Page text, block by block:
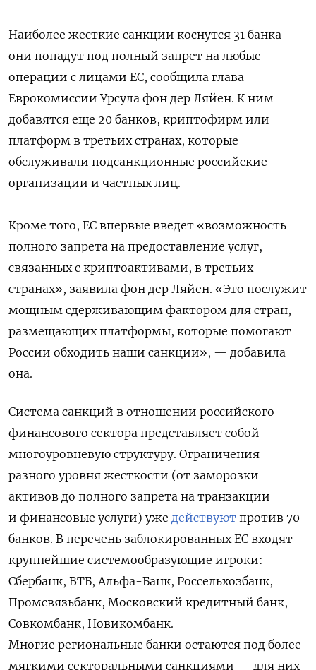
Наиболее жесткие санкции коснутся 31 банка —
они попадут под полный запрет на любые
операции с лицами ЕС, сообщила глава
Еврокомиссии Урсула фон дер Ляйен. К ним
добавятся еще 20 банков, криптофирм или
платформ в третьих странах, которые
обслуживали подсанкционные российские
организации и частных лиц.
Кроме того, ЕС впервые введет «возможность
полного запрета на предоставление услуг,
связанных с криптоактивами, в третьих
странах», заявила фон дер Ляйен. «Это послужит
мощным сдерживающим фактором для стран,
размещающих платформы, которые помогают
России обходить наши санкции», — добавила
она.
Система санкций в отношении российского
финансового сектора представляет собой
многоуровневую структуру. Ограничения
разного уровня жесткости (от заморозки
активов до полного запрета на транзакции
и финансовые услуги) уже действуют против 70
банков. В перечень заблокированных ЕС входят
крупнейшие системообразующие игроки:
Сбербанк, ВТБ, Альфа-Банк, Россельхозбанк,
Промсвязьбанк, Московский кредитный банк,
Совкомбанк, Новикомбанк.
Многие региональные банки остаются под более
мягкими секторальными санкциями — для них